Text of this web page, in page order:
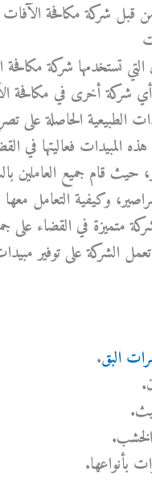
من قبل شركة مكافحة
تستخدمها شركة مكافحة
شركة أخرى في مكافحة
الطبيعية الحاصلة على
المبيدات فعاليتها في
حيث قام جميع العاملين
وكيفية التعامل معها
متميزة في القضاء على
الشركة على توفير
البق.
بأنواعها.